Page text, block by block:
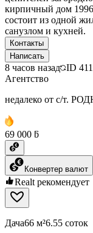
кирпичный дом
состоит из одной
санузлом и кухней.
Контакты
Написать
8 часов назад ID
Агентство
недалеко от с/т.
69 000 ƃ
Конвертер валют
Realt рекомендует
Дача66 м²6.55 соток